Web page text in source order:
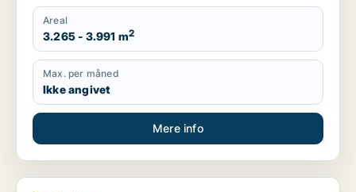
Areal
3.265 - 3.991 m2
Max. per måned
Ikke angivet
Mere info